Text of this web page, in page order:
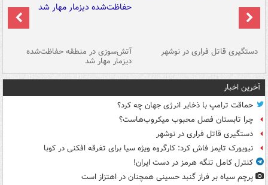
دستگیری قاتل فراری در نوشهر آتش‌سوزی در منطقه حفاظت‌شده
دیزمار مهار شد
آخرین اخبار
حماقت ترامپ با ذخایر انرژی جهان چه کرد؟
چرا تابستان فصل محبوب میکروب‌هاست؟
دستگیری قاتل فراری در نوشهر
نیویورک تایمز فاش کرد: کارگروه ویژه سیا برای تفرقه افکنی در کوبا
کنترل کامل تنگه هرمز در دست ایران!
پرچم سیاه بر فراز گنبد حسینی همچنان در اهتزاز است